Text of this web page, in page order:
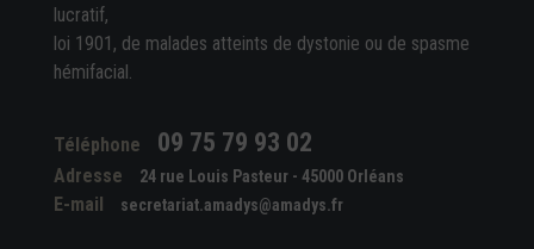
lucratif,
loi 1901, de malades atteints de dystonie ou de spasme
hémifacial.
Téléphone 09 75 79 93 02
Adresse 24 rue Louis Pasteur - 45000 Orléans
E-mail secretariat.amadys@amadys.fr